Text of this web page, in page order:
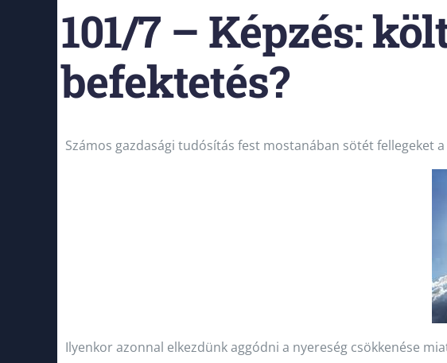
101/7 – Képzés:
befektetés?
Számos gazdasági tudósítás fest mostanában sötét fellegeket
Ilyenkor azonnal elkezdünk aggódni a nyereség csökkenése